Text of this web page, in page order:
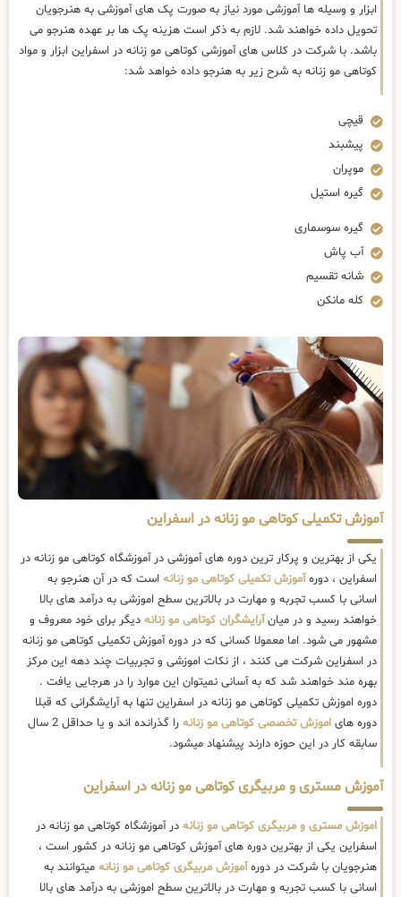
ابزار و وسیله ها آموزشی مورد نیاز به صورت پک های آموزشی به هنرجویان
تحویل داده خواهند شد. لازم به ذکر است هزینه پک ها بر عهده هنرجو می
باشد. با شرکت در کلاس های آموزشی کوتاهی مو زنانه در اسفراین ابزار و مواد
کوتاهی مو زنانه به شرح زیر به هنرجو داده خواهد شد:
قیچی
پیشبند
موپران
گیره استیل
گیره سوسماری
آب پاش
شانه تقسیم
کله مانکن
آموزش تکمیلی کوتاهی مو زنانه در اسفراین
یکی از بهترین و پرکار ترین دوره های آموزشی در آموزشگاه کوتاهی مو زنانه در
اسفراین ، دورهآموزش تکمیلی کوتاهی مو زنانه است که در آن هنرجو به
اسانی با کسب تجربه و مهارت در بالاترین سطح اموزشی به درآمد های بالا
خواهند رسید و در میانآرایشگران کوتاهی مو زنانه دیگر برای خود معروف و
مشهور می شود. اما معمولا کسانی که در دوره آموزش تکمیلی کوتاهی مو زنانه
در اسفراین شرکت می کنند ، از نکات اموزشی و تجربیات چند دهه این مرکز
بهره مند خواهند شد که به آسانی نمیتوان این موارد را در هرجایی یافت .
دوره اموزش تکمیلی کوتاهی مو زنانه در اسفراین تنها به آرایشگرانی که قبلا
دوره های اموزش تخصصی کوتاهی مو زنانه
را گذرانده اند و یا حداقل 2 سال
سابقه کار در این حوزه دارند پیشنهاد میشود.
آموزش مستری و مربیگری کوتاهی مو زنانه در اسفراین
اموزش مستری و مربیگری کوتاهی مو زنانه در آموزشگاه کوتاهی مو زنانه در
اسفراین یکی از بهترین دوره های آموزش کوتاهی مو زنانه در کشور است ،
هنرجویان با شرکت در دورهآموزش مربیگری کوتاهی مو زنانه میتوانند به
اسانی با کسب تجربه و مهارت در بالاترین سطح اموزشی به درآمد های بالا